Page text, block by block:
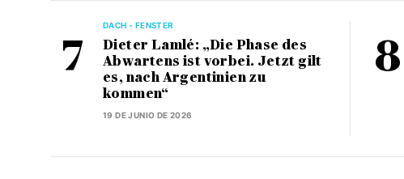
DACH - FENSTER
Dieter Lamlé: „Die Phase des
Abwartens ist vorbei. Jetzt gilt
es, nach Argentinien zu
kommen“
19 DE JUNIO DE 2026